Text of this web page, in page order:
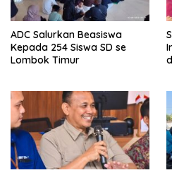
ADC Salurkan Beasiswa
Kepada 254 Siswa SD se
Lombok Timur